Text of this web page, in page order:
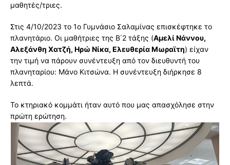
μαθητές/τριες.
Στις 4/10/2023 το 1ο Γυμνάσιο Σαλαμίνας επισκέφτηκε το
πλανητάριο. Οι μαθήτριες της Β΄2 τάξης (Αμελί Νάννου,
Αλεξάνθη Χατζή, Ηρώ Νίκα, Ελευθερία Μωραϊτη) είχαν
την τιμή να πάρουν συνέντευξη από τον διευθυντή του
πλανηταρίου: Μάνο Κιτσώνα. Η συνέντευξη διήρκησε 8
λεπτά.
Το κτηριακό κομμάτι ήταν αυτό που μας απασχόλησε στην
πρώτη ερώτηση.